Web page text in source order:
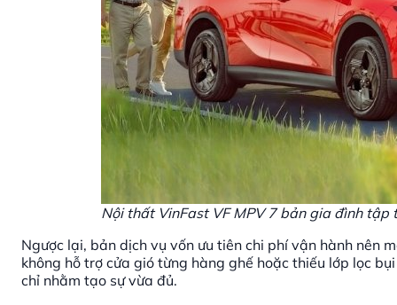
Nội thất VinFast VF MPV 7 bản gia đình
Ngược lại, bản dịch vụ vốn ưu tiên chi phí vận hành nên
không hỗ trợ cửa gió từng hàng ghế hoặc thiếu lớp lọc
chỉ nhằm tạo sự vừa đủ.